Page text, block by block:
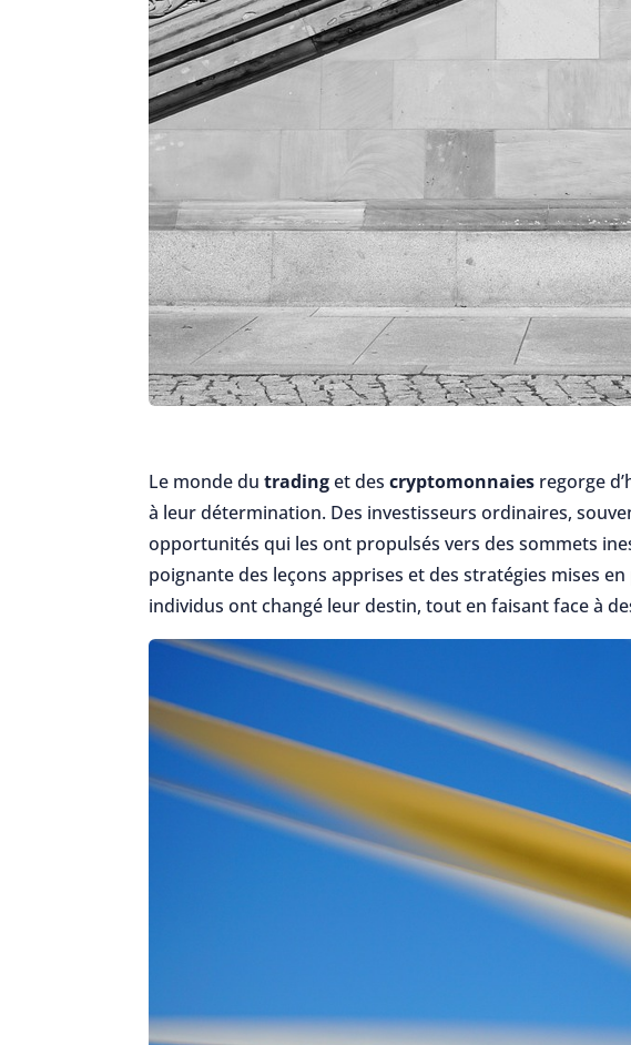
Le monde dutradinget descryptomonnaies regorge
à leur détermination. Des investisseurs ordinaires,
opportunités qui les ont propulsés vers des sommets
poignante des leçons apprises et des stratégies mises
individus ont changé leur destin, tout en faisant face à